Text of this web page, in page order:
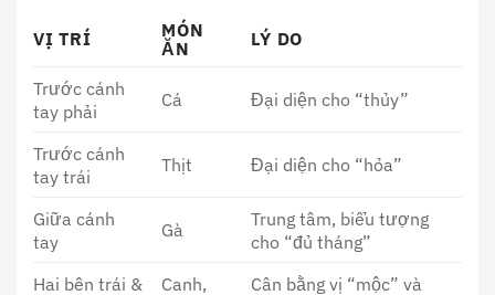
VỊ TRÍ
MÓN
ĂN
LÝ DO
Trước cánh
tay phải
Cá Đại diện cho “thủy”
Trước cánh
tay trái
Thịt Đại diện cho “hỏa”
Giữa cánh
tay
Gà
Trung tâm, biểu tượng
cho “đủ tháng”
Hai bên trái &
Canh,
Cân bằng vị “mộc” và